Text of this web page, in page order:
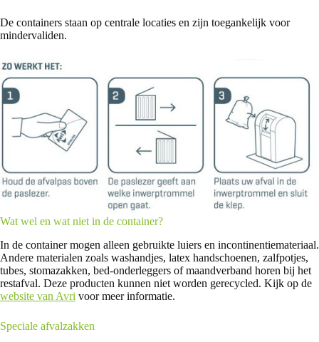
De containers staan op centrale locaties en zijn toegankelijk voor
mindervaliden.
Wat wel en wat niet in de container?
In de container mogen alleen gebruikte luiers en incontinentiemateriaal.
Andere materialen zoals washandjes, latex handschoenen, zalfpotjes,
tubes, stomazakken, bed-onderleggers of maandverband horen bij het
restafval. Deze producten kunnen niet worden gerecycled. Kijk op de
website van Avri voor meer informatie.
Speciale afvalzakken